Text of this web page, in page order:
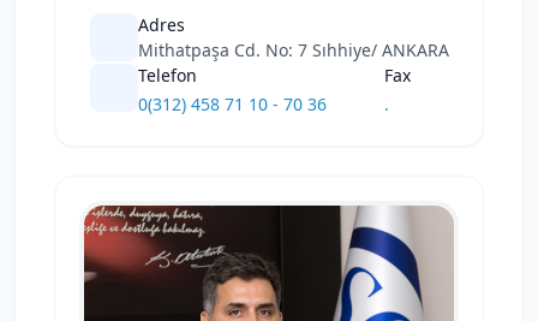
Adres
Mithatpaşa Cd. No: 7 Sıhhiye/ ANKARA
Telefon
0(312) 458 71 10 - 70 36
Fax
.